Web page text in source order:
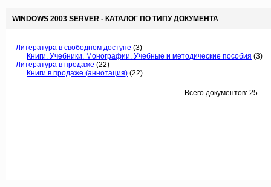
WINDOWS 2003 SERVER - КАТАЛОГ ПО ТИПУ ДОКУМЕНТА
Литература в свободном доступе (3)
Книги. Учебники. Монографии. Учебные и методические пособия (3)
Литература в продаже (22)
Книги в продаже (аннотация) (22)
Всего документов: 25